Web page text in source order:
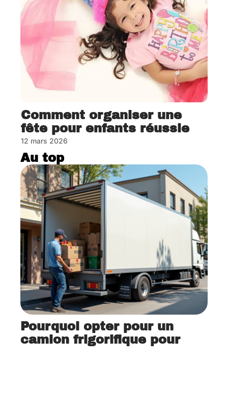
Comment organiser une
fête pour enfants réussie
12 mars 2026
Au top
Pourquoi opter pour un
camion frigorifique pour